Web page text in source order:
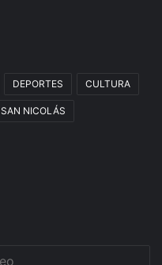
DEPORTES CULTURA
SAN NICOLÁS